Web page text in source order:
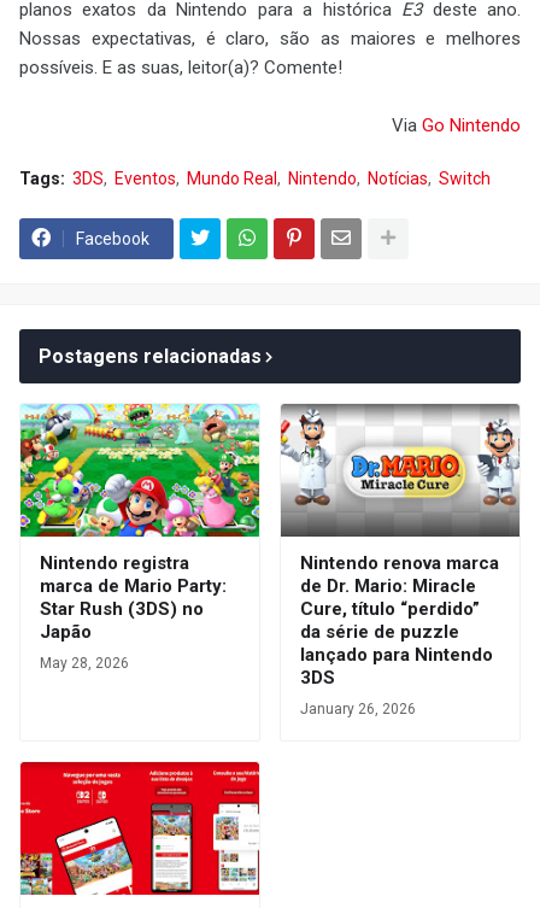
planos exatos da Nintendo para a histórica E3deste ano.
Nossas expectativas, é claro, são as maiores e melhores
possíveis. E as suas, leitor(a)? Comente!
Via Go Nintendo
Tags: 3DS Eventos Mundo Real Nintendo Notícias Switch
Facebook
Postagens relacionadas
Nintendo registra
marca de Mario Party:
Star Rush (3DS) no
Japão
May 28, 2026
Nintendo renova marca
de Dr. Mario: Miracle
Cure, título “perdido”
da série de puzzle
lançado para Nintendo
3DS
January 26, 2026